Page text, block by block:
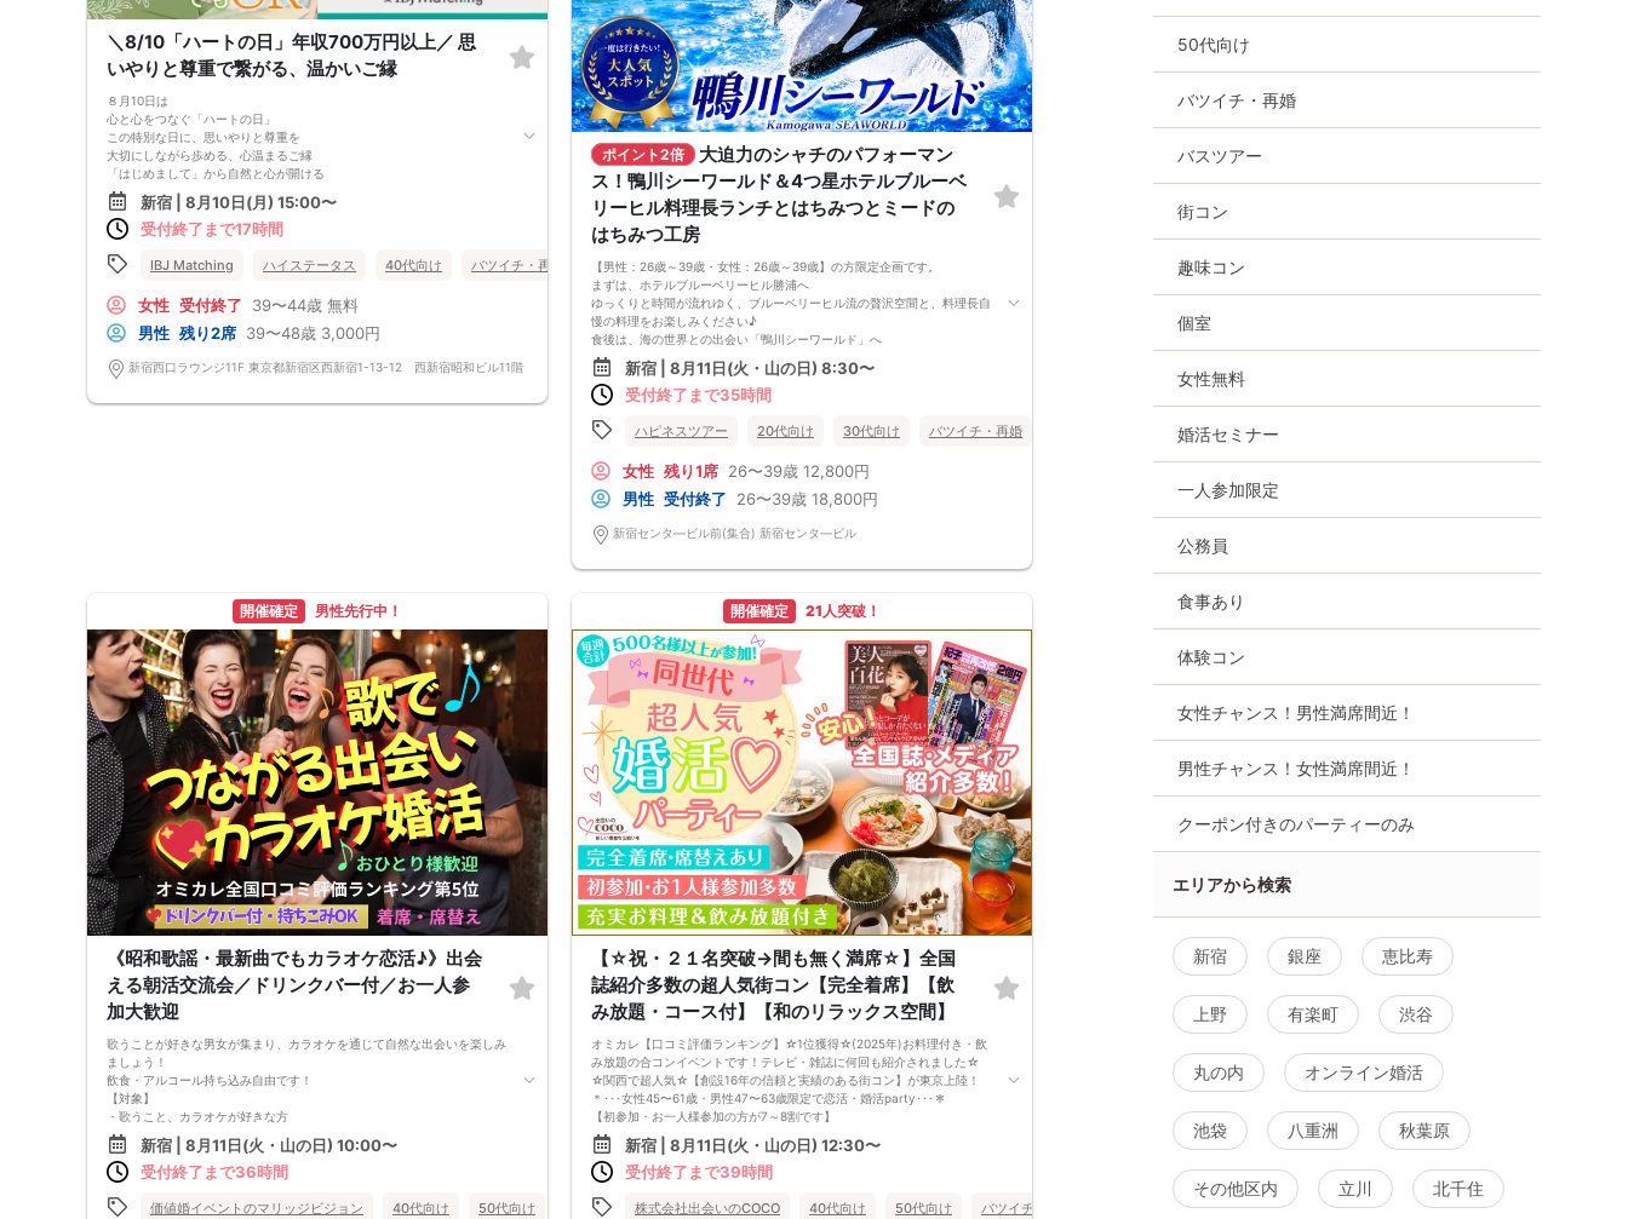
＼8/10「ハートの日」年収700万円以上／ 思
いやりと尊重で繋がる、温かいご縁
８月10日は
心と心をつなぐ「ハートの日」
この特別な日に、思いやりと尊重を
大切にしながら歩める、心温まるご縁
「はじめまして」から自然と心が開ける
これからの人生を隣で笑い合えるパートナー
新宿 | 8月10日(月) 15:00〜
受付終了まで17時間
IBJ Matching ハイステータス 40代向け バツイチ・再婚 個室 女性無料 東京都 新宿
女性 受付終了 39〜44歳 無料
男性 残り2席 39〜48歳 3,000円
新宿西口ラウンジ11F 東京都新宿区西新宿1-13-12 西新宿昭和ビル11階
ポイント2倍
大迫力のシャチのパフォーマン
ス！鴨川シーワールド＆4つ星ホテルブルーベ
リーヒル料理長ランチとはちみつとミードの
はちみつ工房
【男性：26歳～39歳・女性：26歳～39歳】の方限定企画です。
まずは、ホテルブルーベリーヒル勝浦へ
ゆっくりと時間が流れゆく、ブルーベリーヒル流の贅沢空間と、料理長自
慢の料理をお楽しみください♪
食後は、海の世界との出会い「鴨川シーワールド」へ
大人気の「鴨川シーワールド」に約2時間30分滞在！可愛い海の動物達に
会いに行こう！
シャチやアシカやクラゲなど海の動物達のパフォーマンスに大興奮するこ
【イルカパフォーマンス】
大迫力のバンドウイルカとカマイルカの見事なコンビネーション・パフォ
ーマンス！次々と繰り広げられるハイジャンプやスピンジャンプの高さと
速さに大感激間違いなし！
面の間施設改修のため中止となります。
雄大な太平洋を背景に繰り広げられる海の王者・シャチのパフォーマンス
豪快な水しぶきをあげて宙を舞うシャチ！好奇心が旺盛で性格が優しいシ
ャチが、トレーナーとふれあいながらダイナミックなパフォーマンスを魅
せてくれます！
【アシカパフォーマンス】
アシカファミリーの休日をテーマにしたコミカルなパフォーマンス♪
バランス感覚抜群＆舞台役者顔負けの表情豊かな演技に驚かされます。ク
ライマックスにお父さんアシカが笑顔を披露する「笑うアシカ」は鴨川シ
ーワールドの伝統芸です！
【ベルーガパフォーマンス】
高く澄んだ声で鳴く事から「海のカナリア」とも呼ばれている全身白色の
イルカの仲間！ベルーガ親子の体調管理を優先するため一部内容を変更し
実施します。
ラストは、「養蜂×観光×ミード」日本雄一の観光施設【はちみつとミー
ドのはちみつ工房】へ
はちみつができるまでを見学！わかりやすい解説付！日本では珍しいはち
みつから造ったお酒「ミード」の醸造所も併設！醸造現場の見学もでき、
ミードの試飲もできます♪
養蜂家が造るはちみつとミードを見て、聞いて、嗅いで、触れて、味わお
う♪
出逢い「ドキドキ」・旅に「ワクワク」する1日をお過ごしください。
【最少催行人数】
男女各7名以上で合計14名以上（男女同数とは限りません）
催行人数に達していても男女の人数格差が大きい場合はツアーの催行を中
※中止判断は開催3日前となります。
【お申し込み後の流れとお願い】
オミカレよりお申し込みいただいた後、弊社（運営元：ハピネスツアー）
より、当日の詳細やマッチングに関する大切なご案内をメッセージにてお
送りいたします。
内容確認のため、弊社からの案内には【必ずご返信】をお願い致します。
【当日の出発前緊急連絡先：03-6233-8373】
※ご集合時間約60分前より繋がります。
新宿 | 8月11日(火・山の日) 8:30〜
受付終了まで35時間
ハピネスツアー 20代向け 30代向け バツイチ・再婚 食事あり 東京都
女性 残り1席 26〜39歳 12,800円
男性 受付終了 26〜39歳 18,800円
新宿センタ―ビル前(集合) 新宿センタ―ビル
開催確定 男性先行中！
《昭和歌謡・最新曲でもカラオケ恋活♪》出会
える朝活交流会／ドリンクバー付／お一人参
加大歓迎
歌うことが好きな男女が集まり、カラオケを通じて自然な出会いを楽しみ
ましょう！
飲食・アルコール持ち込み自由です！
【対象】
・歌うこと、カラオケが好きな方
・共通の趣味を持つ異性と出会いたい方
・42歳〜50代・60代の男女中心
・一人参加・初心者も大歓迎！
★「聞き専・歌うのが苦手でもOK！みんなで話せるアットホームな雰囲
新宿 | 8月11日(火・山の日) 10:00〜
受付終了まで36時間
価値婚イベントのマリッジビジョン 40代向け 50代向け バツイチ・再婚 街コン 趣味コン 体験コン 東京都 新宿
開催確定 21人突破！
【☆祝・２１名突破→間も無く満席☆】全国
誌紹介多数の超人気街コン【完全着席】【飲
み放題・コース付】【和のリラックス空間】
オミカレ【口コミ評価ランキング】☆1位獲得☆(2025年)お料理付き・飲
み放題の合コンイベントです！テレビ・雑誌に何回も紹介されました☆
☆関西で超人気☆【創設16年の信頼と実績のある街コン】が東京上陸！
＊･･･女性45〜61歳・男性47〜63歳限定で恋活・婚活party･･･＊
【初参加・お一人様参加の方が7～8割です】
安心してご参加ください♪
お一人様でも気軽に参加できるparty☆
当イベントスタッフが参加者様の立場に立って、最初から最後まで徹底的
■□完全着席♪MCによる席がえあり！ ドラマのロケ地・結婚式の二次会
新宿 | 8月11日(火・山の日) 12:30〜
受付終了まで39時間
株式会社出会いのCOCO 40代向け 50代向け バツイチ・再婚 食事あり 東京都 新宿
50代向け
バツイチ・再婚
バスツアー
街コン
趣味コン
個室
女性無料
婚活セミナー
一人参加限定
公務員
食事あり
体験コン
女性チャンス！男性満席間近！
男性チャンス！女性満席間近！
クーポン付きのパーティーのみ
エリアから検索
新宿 銀座 恵比寿
上野 有楽町 渋谷
丸の内 オンライン婚活
池袋 八重洲 秋葉原
その他区内 立川 北千住